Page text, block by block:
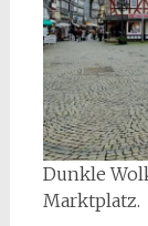
Dunkle
Marktplatz.